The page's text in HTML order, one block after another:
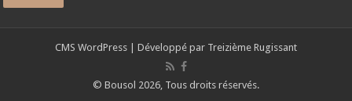
CMS WordPress | Développé par Treizième Rugissant
© Bousol 2026, Tous droits réservés.